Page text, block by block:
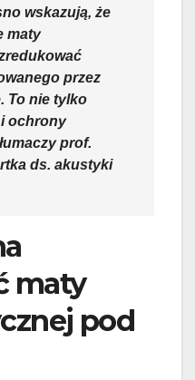
wskazują, że
maty
przez
To nie tylko
ochrony
prof.
ds. akustyki
maty
pod